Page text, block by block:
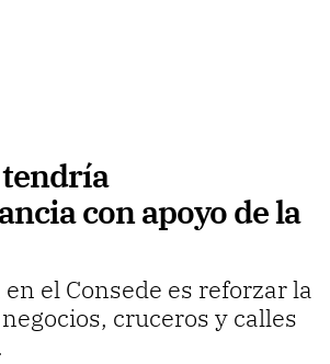
con apoyo de la
el Consede es reforzar la
cruceros y calles